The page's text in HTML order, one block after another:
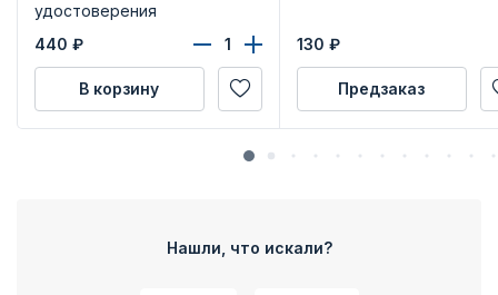
удостоверения
440 ₽
В корзину
130 ₽
Предзаказ
Нашли, что искали?